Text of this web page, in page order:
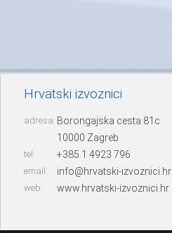
Hrvatski izvoznici
adresa: Borongajska cesta 81c
10000 Zagreb
tel: +385 1 4923 796
email: info@hrvatski-izvoznici.hr
web: www.hrvatski-izvoznici.hr